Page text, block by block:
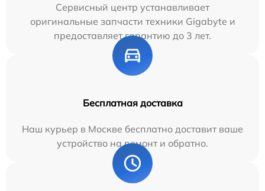
Сервисный центр устанавливает
оригинальные запчасти техники Gigabyte и
предоставляет гарантию до 3 лет.
Бесплатная доставка
Наш курьер в Москве бесплатно доставит ваше
устройство на ремонт и обратно.